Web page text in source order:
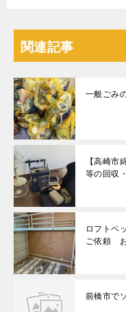
関連記事
一般ごみ
【高崎市
等の回収
ロフトベ
ご依頼
前橋市で